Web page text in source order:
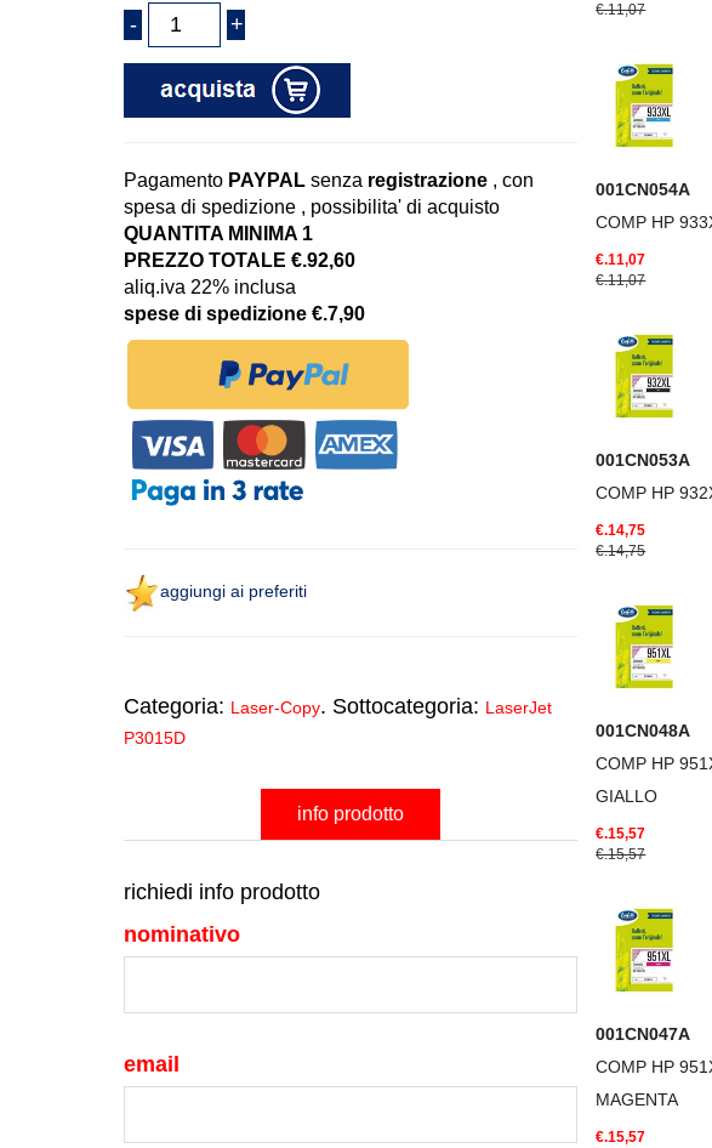
Pagamento PAYPAL senza registrazione , con
spesa di spedizione , possibilita' di acquisto
QUANTITA MINIMA 1
PREZZO TOTALE €.92,60
aliq.iva 22% inclusa
spese di spedizione €.7,90
aggiungi ai preferiti
Categoria: Laser-Copy. Sottocategoria: LaserJet
P3015D
info prodotto
richiedi info prodotto
nominativo
email
€.11,07
001CN054A
COMP HP
€.11,07
€.11,07
001CN053A
COMP HP
€.14,75
€.14,75
001CN048A
COMP HP
GIALLO
€.15,57
€.15,57
001CN047A
COMP HP
MAGENTA
€.15,57